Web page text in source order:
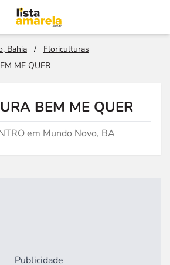
Bahia /
Floriculturas
ME QUER
BEM ME QUER
em Mundo Novo, BA
Publicidade